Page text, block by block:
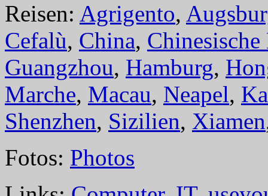
Reisen: Agrigento,
Cefalù, China, Chinesische
Guangzhou, Hamburg,
Marche, Macau, Neapel,
Shenzhen, Sizilien, Xiamen
Fotos: Photos